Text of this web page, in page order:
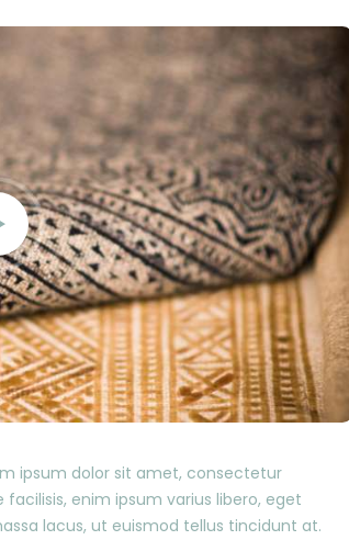
ipsum dolor sit amet, consectetur
enim ipsum varius libero, eget
lacus, ut euismod tellus tincidunt at.